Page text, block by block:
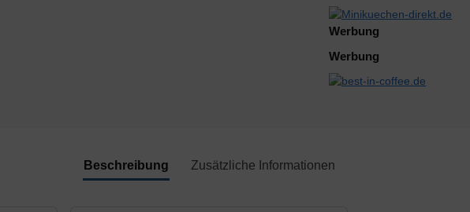
Werbung
Werbung
Beschreibung Zusätzliche Informationen